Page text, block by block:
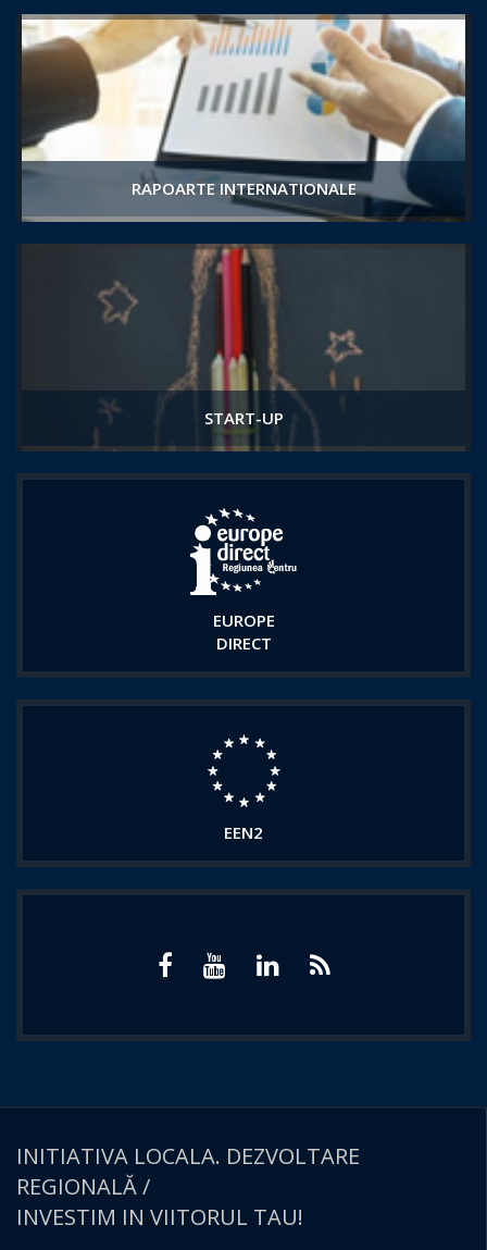
RAPOARTE INTERNATIONALE
START-UP
EUROPE
DIRECT
EEN2
INITIATIVA LOCALA. DEZVOLTARE
REGIONALĂ /
INVESTIM IN VIITORUL TAU!